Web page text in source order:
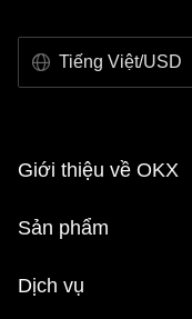
Tiếng Việt/USD
Giới thiệu về OKX
Sản phẩm
Dịch vụ